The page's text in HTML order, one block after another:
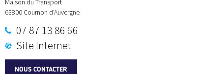
Maison du Transport
63800 Cournon d'Auvergne
07 87 13 86 66
Site Internet
NOUS CONTACTER